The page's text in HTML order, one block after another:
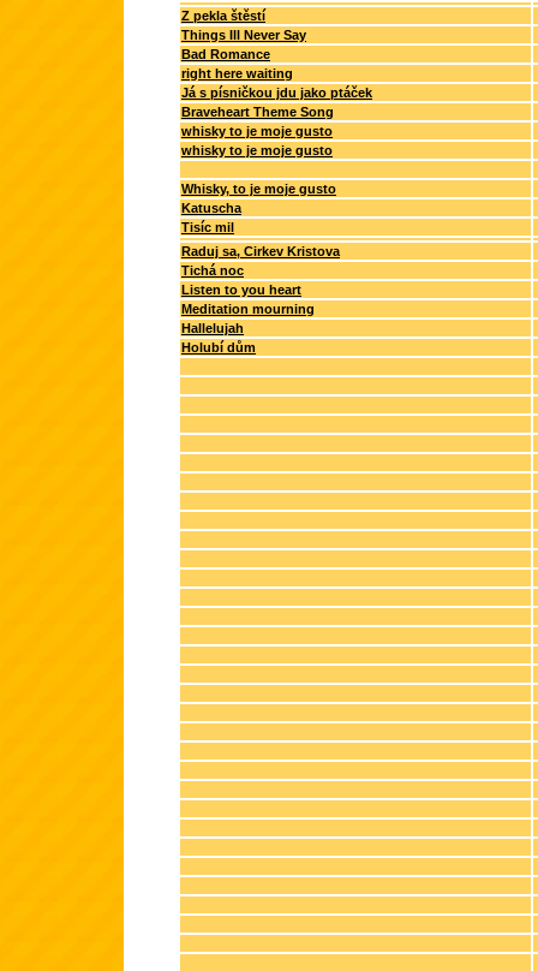
Z pekla štěstí
Things Ill Never Say
Bad Romance
right here waiting
Já s písničkou jdu jako ptáček
Braveheart Theme Song
whisky to je moje gusto
whisky to je moje gusto
Whisky, to je moje gusto
Katuscha
Tisíc mil
Raduj sa, Cirkev Kristova
Tichá noc
Listen to you heart
Meditation mourning
Hallelujah
Holubí dům